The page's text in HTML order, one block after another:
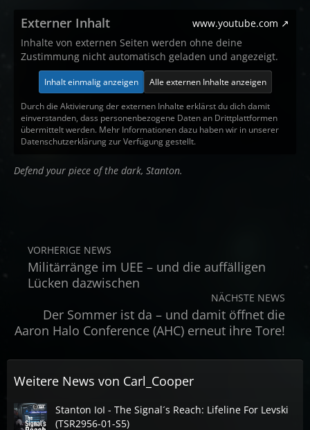
Externer Inhalt
www.youtube.com
Inhalte von externen Seiten werden ohne deine
Zustimmung nicht automatisch geladen und angezeigt.
Inhalt einmalig anzeigen Alle externen Inhalte anzeigen
Durch die Aktivierung der externen Inhalte erklärst du dich damit
einverstanden, dass personenbezogene Daten an Drittplattformen
übermittelt werden. Mehr Informationen dazu haben wir in unserer
Datenschutzerklärung zur Verfügung gestellt.
Defend your piece of the dark, Stanton.
VORHERIGE NEWS
Militärränge im UEE – und die auffälligen
Lücken dazwischen
NÄCHSTE NEWS
Der Sommer ist da – und damit öffnet die
Aaron Halo Conference (AHC) erneut ihre Tore!
Weitere News von Carl_Cooper
Stanton IoI - The Signal´s Reach: Lifeline For Levski
(TSR2956-01-S5)